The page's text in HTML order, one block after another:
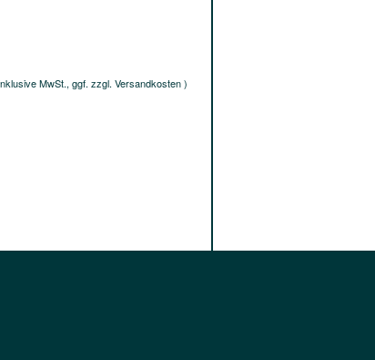
MwSt., ggf. zzgl. Versandkosten )